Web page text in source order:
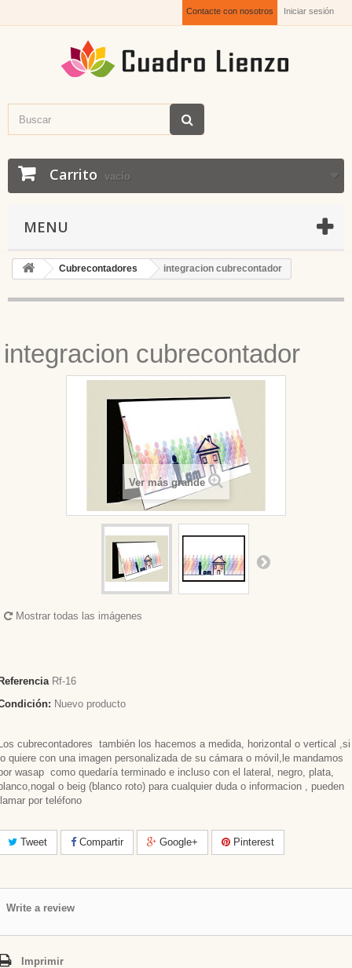
Iniciar sesión
Contacte con nosotros
Carrito vacío
MENU
Cubrecontadores integracion cubrecontador
integracion cubrecontador
Ver más grande
Mostrar todas las imágenes
Rf-16
Nuevo producto
cubrecontadores también los hacemos a medida, horizontal o vertical ,si
quiere con una imagen personalizada de su cámara o móvil,le mandamos
wasap como quedaría terminado e incluso con el lateral, negro, plata,
o beig (blanco roto) para cualquier duda o informacion , pueden
por teléfono
Tweet Compartir Google+ Pinterest
Write a review
Imprimir